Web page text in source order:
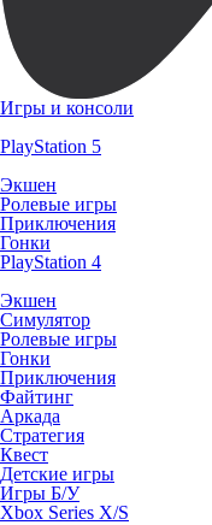
Игры и консоли
PlayStation 5
Экшен
Ролевые игры
Приключения
Гонки
PlayStation 4
Экшен
Симулятор
Ролевые игры
Гонки
Приключения
Файтинг
Аркада
Стратегия
Квест
Детские игры
Игры Б/У
Xbox Series X/S